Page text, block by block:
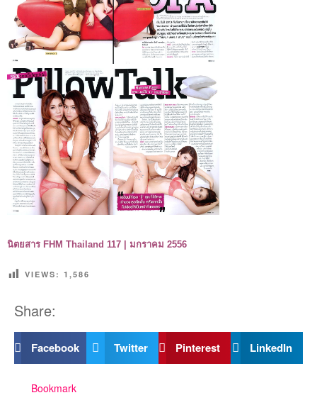
นิตยสาร FHM Thailand 117 | มกราคม 2556
VIEWS: 1,586
Share:
Facebook Twitter Pinterest LinkedIn
Bookmark